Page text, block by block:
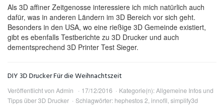
Als 3D affiner Zeitgenosse interessiere ich mich natürlich auch
dafür, was in anderen Ländern im 3D Bereich vor sich geht.
Besonders in den USA, wo eine rießige 3D Gemeinde existiert,
gibt es ebenfalls Testberichte zu 3D Drucker und auch
dementsprechend 3D Printer Test Sieger.
DIY 3D Drucker Für die Weihnachtszeit
Veröffentlicht von Admin 17/12/2016 Kategorie(n):Allgemeine Infos und
Tipps über 3D Drucker
Schlagwörter: hephestos 2, innofil, simplify3d